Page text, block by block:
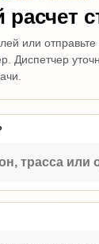
или
Диспетчер